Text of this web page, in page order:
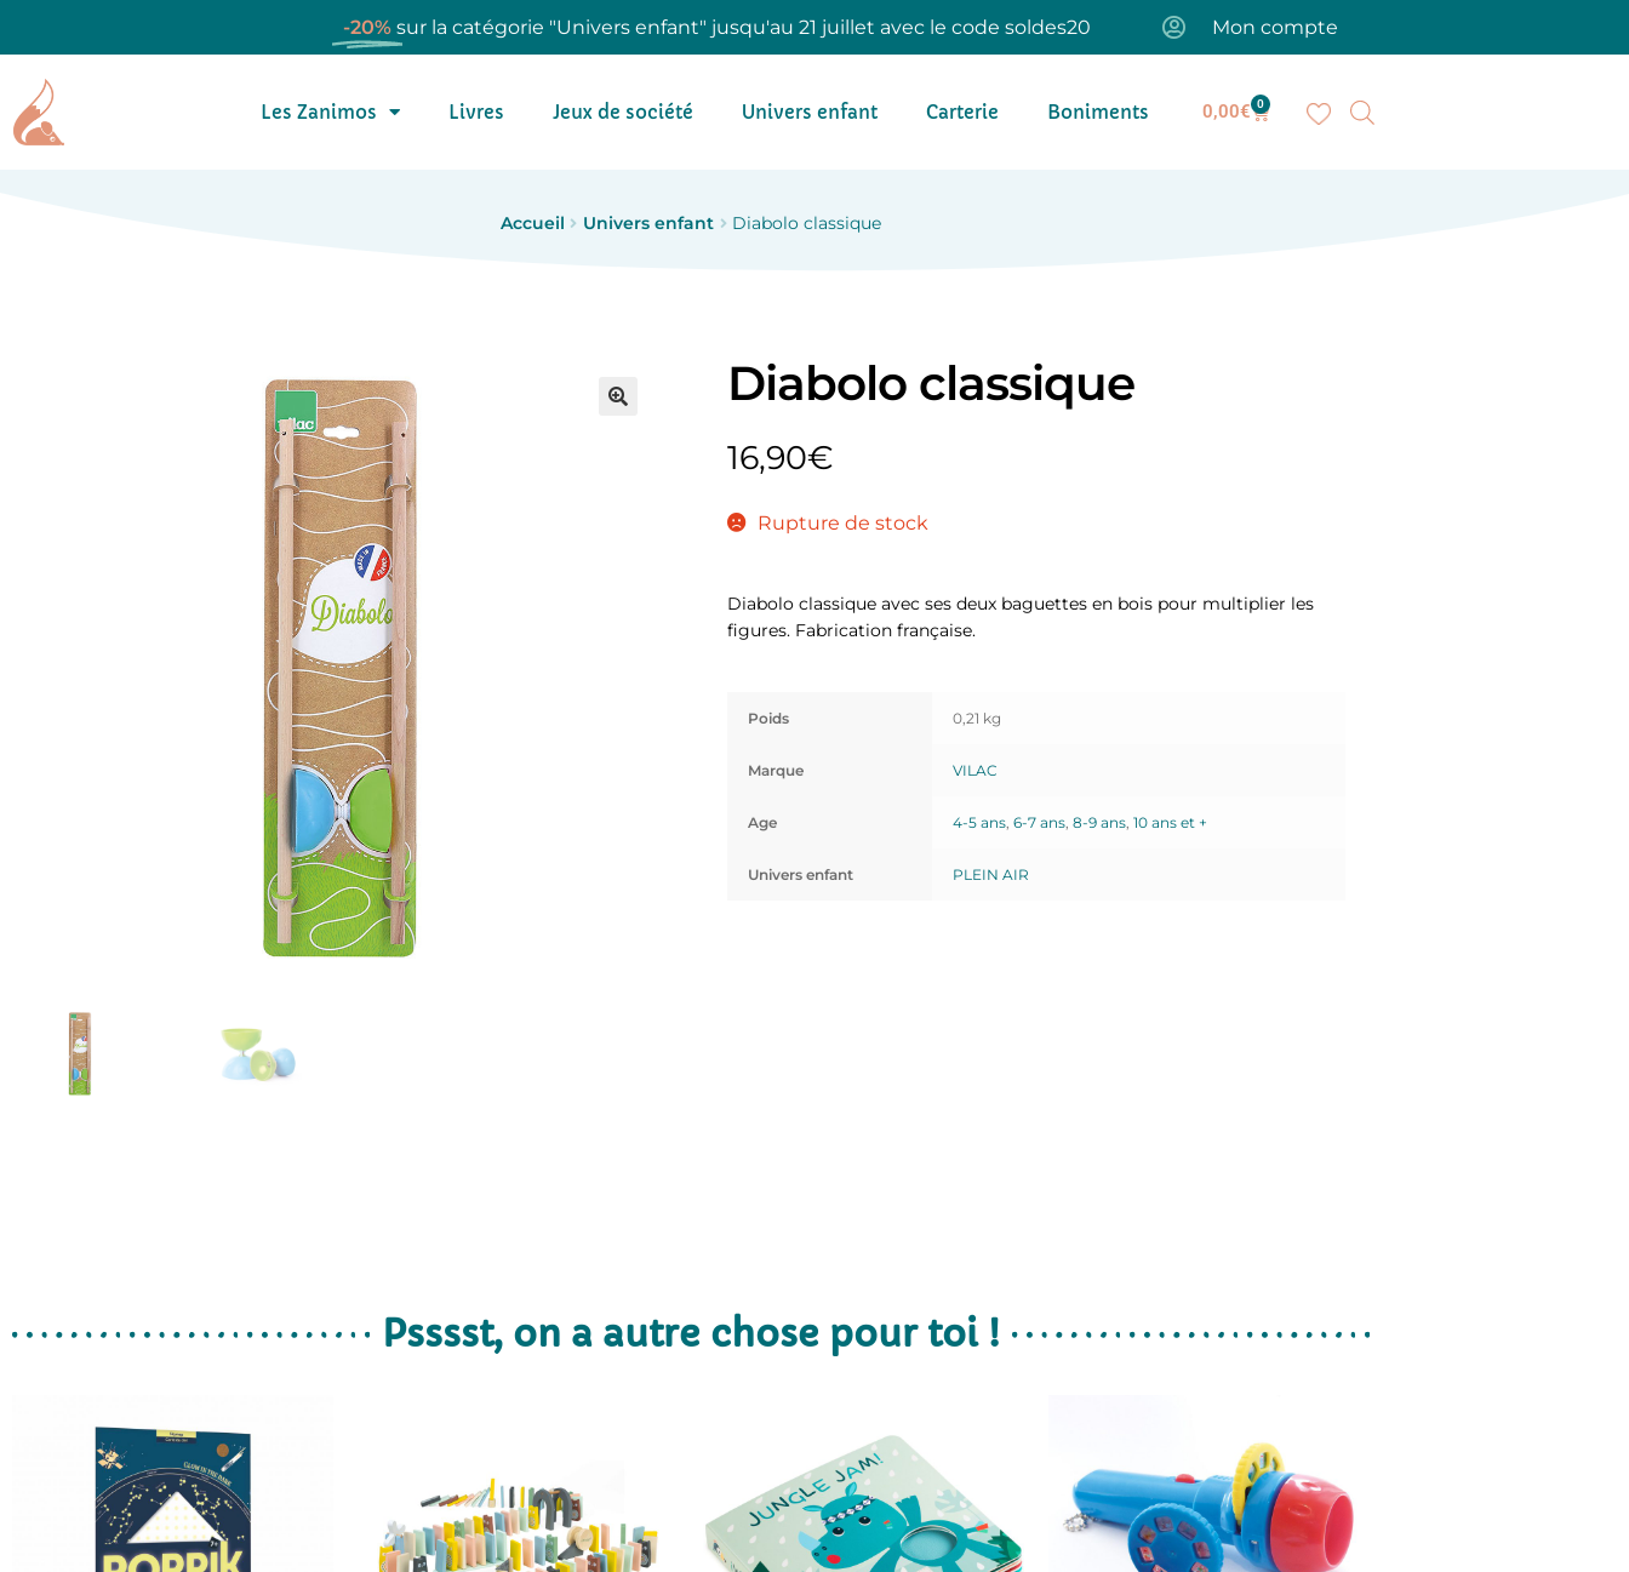
-20% sur la catégorie "Univers enfant" jusqu'au 21 juillet avec le code soldes20 Mon compte
Les Zanimos Livres Jeux de société Univers enfant Carterie Boniments 0,00€ 0
Accueil Univers enfant Diabolo classique
Diabolo classique
16,90€
Rupture de stock
Diabolo classique avec ses deux baguettes en bois pour multiplier les
figures. Fabrication française.
Poids 0,21 kg
Marque VILAC
Age 4-5 ans, 6-7 ans, 8-9 ans, 10 ans et +
Univers enfant PLEIN AIR
Psssst, on a autre chose pour toi !